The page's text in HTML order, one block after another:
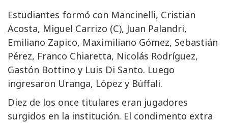
Estudiantes formó con Mancinelli, Cristian
Acosta, Miguel Carrizo (C), Juan Palandri,
Emiliano Zapico, Maximiliano Gómez, Sebastián
Pérez, Franco Chiaretta, Nicolás Rodríguez,
Gastón Bottino y Luis Di Santo. Luego
ingresaron Uranga, López y Búffali.
Diez de los once titulares eran jugadores
surgidos en la institución. El condimento extra